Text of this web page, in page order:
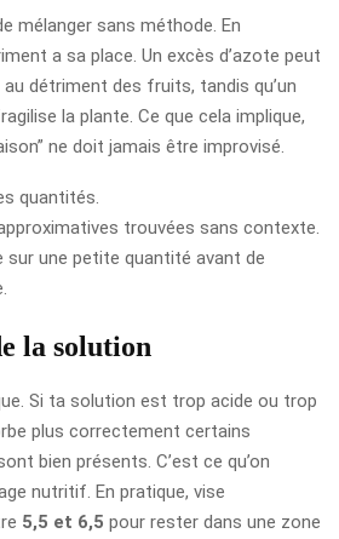
mélanger sans méthode. En
a sa place. Un excès d’azote peut
détriment des fruits, tandis qu’un
la plante. Ce que cela implique,
ne doit jamais être improvisé.
quantités.
trouvées sans contexte.
sur une petite quantité avant de
la solution
Si ta solution est trop acide ou trop
plus correctement certains
bien présents. C’est ce qu’on
nutritif. En pratique, vise
5,5 et 6,5 pour rester dans une zone